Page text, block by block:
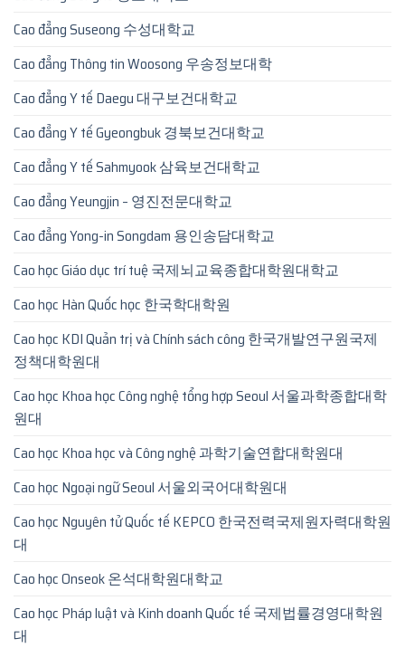
Cao đẳng Suseong 수성대학교
Cao đẳng Thông tin Woosong 우송정보대학
Cao đẳng Y tế Daegu 대구보건대학교
Cao đẳng Y tế Gyeongbuk 경북보건대학교
Cao đẳng Y tế Sahmyook 삼육보건대학교
Cao đẳng Yeungjin – 영진전문대학교
Cao đẳng Yong-in Songdam 용인송담대학교
Cao học Giáo dục trí tuệ 국제뇌교육종합대학원대학교
Cao học Hàn Quốc học 한국학대학원
Cao học KDI Quản trị và Chính sách công 한국개발연구원국제
정책대학원대
Cao học Khoa học Công nghệ tổng hợp Seoul 서울과학종합대학
원대
Cao học Khoa học và Công nghệ 과학기술연합대학원대
Cao học Ngoại ngữ Seoul 서울외국어대학원대
Cao học Nguyên tử Quốc tế KEPCO 한국전력국제원자력대학원
대
Cao học Onseok 온석대학원대학교
Cao học Pháp luật và Kinh doanh Quốc tế 국제법률경영대학원
대